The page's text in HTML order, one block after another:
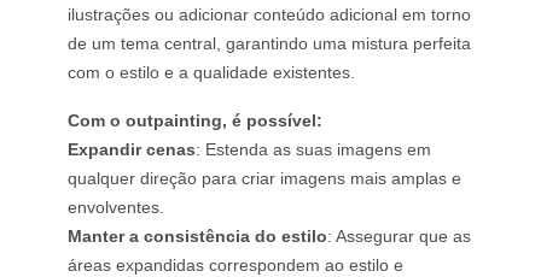
ilustrações ou adicionar conteúdo adicional em torno
de um tema central, garantindo uma mistura perfeita
com o estilo e a qualidade existentes.
Com o outpainting, é possível:
Expandir cenas: Estenda as suas imagens em
qualquer direção para criar imagens mais amplas e
envolventes.
Manter a consistência do estilo: Assegurar que as
áreas expandidas correspondem ao estilo e